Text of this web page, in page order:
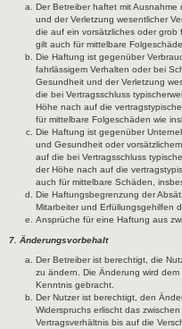
Der Betreiber haftet mit
und der Verletzung wesentlicher
die auf ein vorsätzliches oder grob
gilt auch für mittelbare
Die Haftung ist gegenüber
fahrlässigem Verhalten oder bei
Gesundheit und der Verletzung
die bei Vertragsschluss
Höhe nach auf die
für mittelbare Folgeschäden wie
Die Haftung ist gegenüber
und Gesundheit oder
auf die bei Vertragsschluss
der Höhe nach auf die
auch für mittelbare Schäden,
Die Haftungsbegrenzung der
Mitarbeiter und Erfüllungsgehilfen
Ansprüche für eine Haftung aus
7. Änderungsvorbehalt
Der Betreiber ist berechtigt, die
zu ändern. Die Änderung wird
Kenntnis gebracht.
Der Nutzer ist berechtigt, den
Widerspruchs erlischt das
Vertragsverhältnis bis auf die